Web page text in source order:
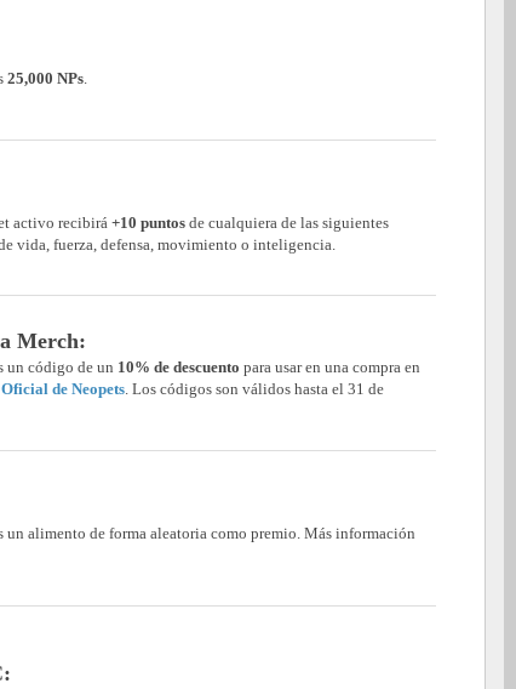
25,000 NPs.
activo recibirá+10 puntos de cualquiera de las siguientes
vida, fuerza, defensa, movimiento o inteligencia.
Merch:
un código de un 10% de descuento para usar en una compra en
de Neopets. Los códigos son válidos hasta el 31 de
un alimento de forma aleatoria como premio. Más información